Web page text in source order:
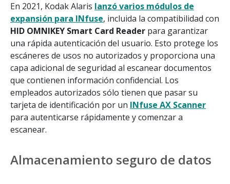
En 2021, Kodak Alaris lanzó varios módulos de
expansión para INfuse, incluida la compatibilidad con
HID OMNIKEY Smart Card Reader para garantizar
una rápida autenticación del usuario. Esto protege los
escáneres de usos no autorizados y proporciona una
capa adicional de seguridad al escanear documentos
que contienen información confidencial. Los
empleados autorizados sólo tienen que pasar su
tarjeta de identificación por un INfuse AX Scanner
para autenticarse rápidamente y comenzar a
escanear.
Almacenamiento seguro de datos